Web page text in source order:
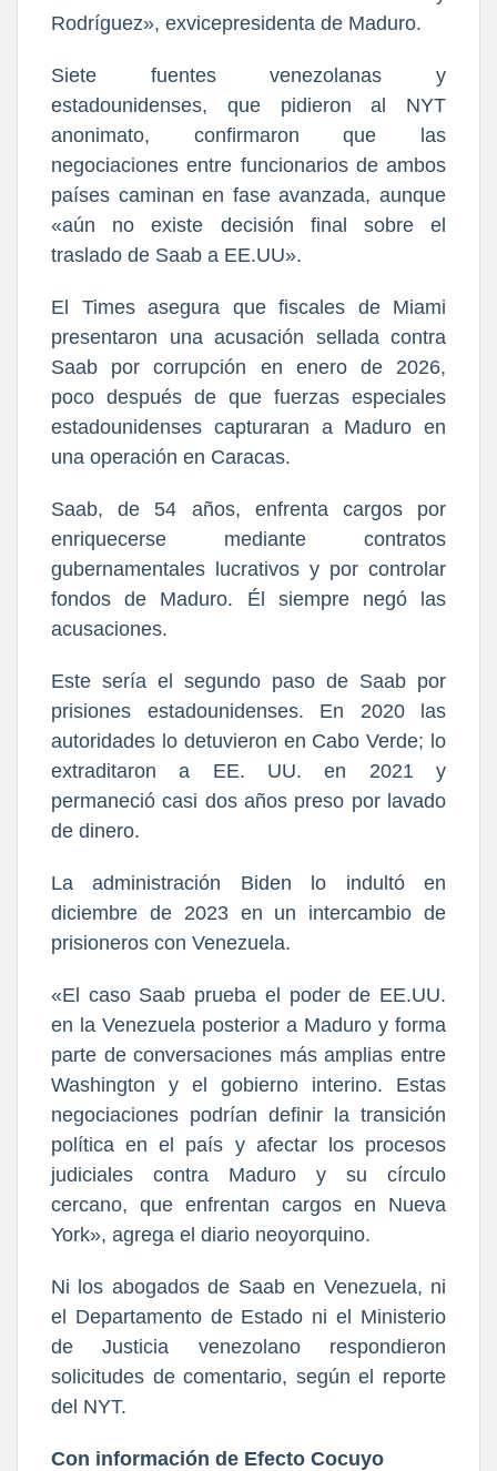
Rodríguez», exvicepresidenta de Maduro.
Siete fuentes venezolanas y
estadounidenses, que pidieron al NYT
anonimato, confirmaron que las
negociaciones entre funcionarios de ambos
países caminan en fase avanzada, aunque
«aún no existe decisión final sobre el
traslado de Saab a EE.UU».
El Times asegura que fiscales de Miami
presentaron una acusación sellada contra
Saab por corrupción en enero de 2026,
poco después de que fuerzas especiales
estadounidenses capturaran a Maduro en
una operación en Caracas.
Saab, de 54 años, enfrenta cargos por
enriquecerse mediante contratos
gubernamentales lucrativos y por controlar
fondos de Maduro. Él siempre negó las
acusaciones.
Este sería el segundo paso de Saab por
prisiones estadounidenses. En 2020 las
autoridades lo detuvieron en Cabo Verde; lo
extraditaron a EE. UU. en 2021 y
permaneció casi dos años preso por lavado
de dinero.
La administración Biden lo indultó en
diciembre de 2023 en un intercambio de
prisioneros con Venezuela.
«El caso Saab prueba el poder de EE.UU.
en la Venezuela posterior a Maduro y forma
parte de conversaciones más amplias entre
Washington y el gobierno interino. Estas
negociaciones podrían definir la transición
política en el país y afectar los procesos
judiciales contra Maduro y su círculo
cercano, que enfrentan cargos en Nueva
York», agrega el diario neoyorquino.
Ni los abogados de Saab en Venezuela, ni
el Departamento de Estado ni el Ministerio
de Justicia venezolano respondieron
solicitudes de comentario, según el reporte
del NYT.
Con información de Efecto Cocuyo